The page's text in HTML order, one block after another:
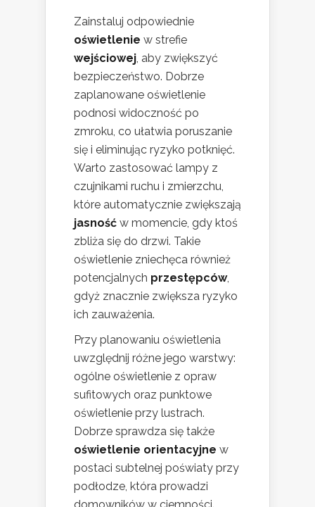
Zainstaluj odpowiednie
oświetlenie w strefie
wejściowej, aby zwiększyć
bezpieczeństwo. Dobrze
zaplanowane oświetlenie
podnosi widoczność po
zmroku, co ułatwia poruszanie
się i eliminując ryzyko potknięć.
Warto zastosować lampy z
czujnikami ruchu i zmierzchu,
które automatycznie zwiększają
jasność w momencie, gdy ktoś
zbliża się do drzwi. Takie
oświetlenie zniechęca również
potencjalnych przestępców,
gdyż znacznie zwiększa ryzyko
ich zauważenia.
Przy planowaniu oświetlenia
uwzględnij różne jego warstwy:
ogólne oświetlenie z opraw
sufitowych oraz punktowe
oświetlenie przy lustrach.
Dobrze sprawdza się także
oświetlenie orientacyjne w
postaci subtelnej poświaty przy
podłodze, która prowadzi